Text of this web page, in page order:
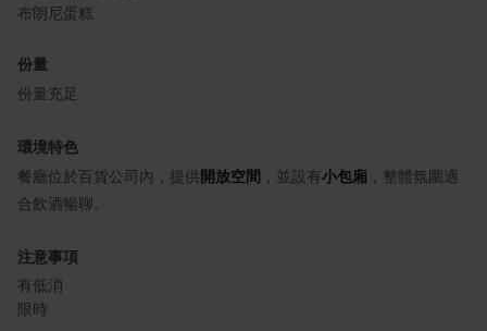
布朗尼蛋糕
份量
份量充足
環境特色
餐廳位於百貨公司內，提供開放空間 ，並設有小包廂 ，整體氛圍適
合飲酒暢聊。
注意事項
有低消
限時